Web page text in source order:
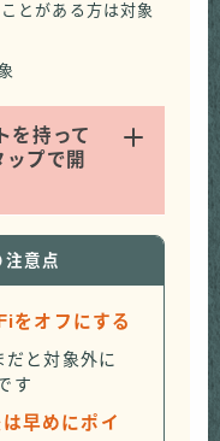
とがある方は対象
を持って
プで開
注意点
をオフにする
と対象外に
す
早めにポイ